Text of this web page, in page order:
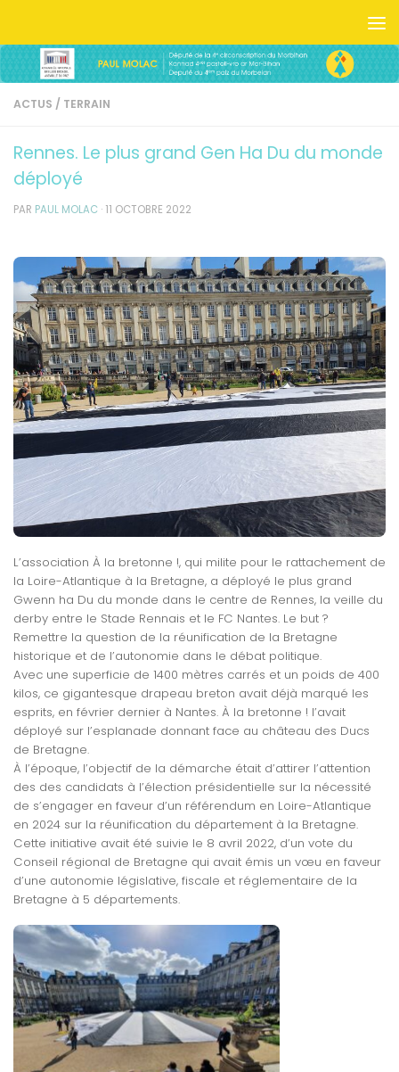
ACTUS / TERRAIN
Rennes. Le plus grand Gen Ha Du du monde
déployé
PAR PAUL MOLAC · 11 OCTOBRE 2022
L’association À la bretonne !, qui milite pour le rattachement de
la Loire-Atlantique à la Bretagne, a déployé le plus grand
Gwenn ha Du du monde dans le centre de Rennes, la veille du
derby entre le Stade Rennais et le FC Nantes. Le but ?
Remettre la question de la réunification de la Bretagne
historique et de l’autonomie dans le débat politique.
Avec une superficie de 1400 mètres carrés et un poids de 400
kilos, ce gigantesque drapeau breton avait déjà marqué les
esprits, en février dernier à Nantes. À la bretonne ! l’avait
déployé sur l’esplanade donnant face au château des Ducs
de Bretagne.
À l’époque, l’objectif de la démarche était d’attirer l’attention
des des candidats à l’élection présidentielle sur la nécessité
de s’engager en faveur d’un référendum en Loire-Atlantique
en 2024 sur la réunification du département à la Bretagne.
Cette initiative avait été suivie le 8 avril 2022, d’un vote du
Conseil régional de Bretagne qui avait émis un vœu en faveur
d’une autonomie législative, fiscale et réglementaire de la
Bretagne à 5 départements.